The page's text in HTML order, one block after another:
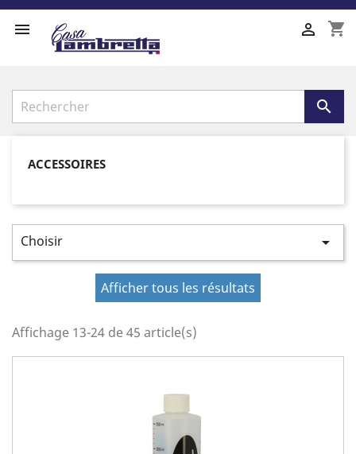
 shopping_cart


ACCESSOIRES
Choisir 
Afficher tous les résultats
Affichage 13-24 de 45 article(s)